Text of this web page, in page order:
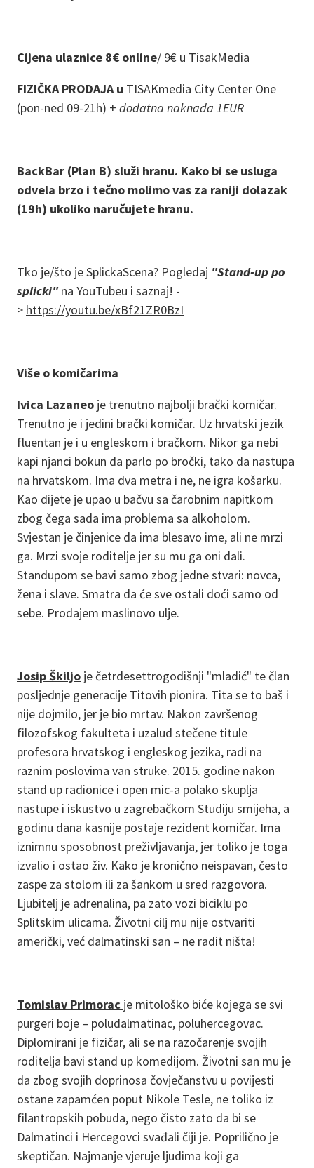
Cijena ulaznice 8€ online/ 9€ u TisakMedia
FIZIČKA PRODAJA u TISAKmedia City Center One
(pon-ned 09-21h) + dodatna naknada 1EUR
BackBar (Plan B) služi hranu. Kako bi se usluga
odvela brzo i tečno molimo vas za raniji dolazak
(19h) ukoliko naručujete hranu.
Tko je/što je SplickaScena? Pogledaj "Stand-up po
splicki"na YouTubeu i saznaj! -
> https://youtu.be/xBf21ZR0BzI
Više o komičarima
Ivica Lazaneo je trenutno najbolji brački komičar.
Trenutno je i jedini brački komičar. Uz hrvatski jezik
fluentan je i u engleskom i bračkom. Nikor ga nebi
kapi njanci bokun da parlo po bročki, tako da nastupa
na hrvatskom. Ima dva metra i ne, ne igra košarku.
Kao dijete je upao u bačvu sa čarobnim napitkom
zbog čega sada ima problema sa alkoholom.
Svjestan je činjenice da ima blesavo ime, ali ne mrzi
ga. Mrzi svoje roditelje jer su mu ga oni dali.
Standupom se bavi samo zbog jedne stvari: novca,
žena i slave. Smatra da će sve ostali doći samo od
sebe. Prodajem maslinovo ulje.
Josip Škiljo je četrdesettrogodišnji "mladić" te član
posljednje generacije Titovih pionira. Tita se to baš i
nije dojmilo, jer je bio mrtav. Nakon završenog
filozofskog fakulteta i uzalud stečene titule
profesora hrvatskog i engleskog jezika, radi na
raznim poslovima van struke. 2015. godine nakon
stand up radionice i open mic-a polako skuplja
nastupe i iskustvo u zagrebačkom Studiju smijeha, a
godinu dana kasnije postaje rezident komičar. Ima
iznimnu sposobnost preživljavanja, jer toliko je toga
izvalio i ostao živ. Kako je kronično neispavan, često
zaspe za stolom ili za šankom u sred razgovora.
Ljubitelj je adrenalina, pa zato vozi biciklu po
Splitskim ulicama. Životni cilj mu nije ostvariti
američki, već dalmatinski san – ne radit ništa!
Tomislav Primorac je mitološko biće kojega se svi
purgeri boje – poludalmatinac, poluhercegovac.
Diplomirani je fizičar, ali se na razočarenje svojih
roditelja bavi stand up komedijom. Životni san mu je
da zbog svojih doprinosa čovječanstvu u povijesti
ostane zapamćen poput Nikole Tesle, ne toliko iz
filantropskih pobuda, nego čisto zato da bi se
Dalmatinci i Hercegovci svađali čiji je. Poprilično je
skeptičan. Najmanje vjeruje ljudima koji ga